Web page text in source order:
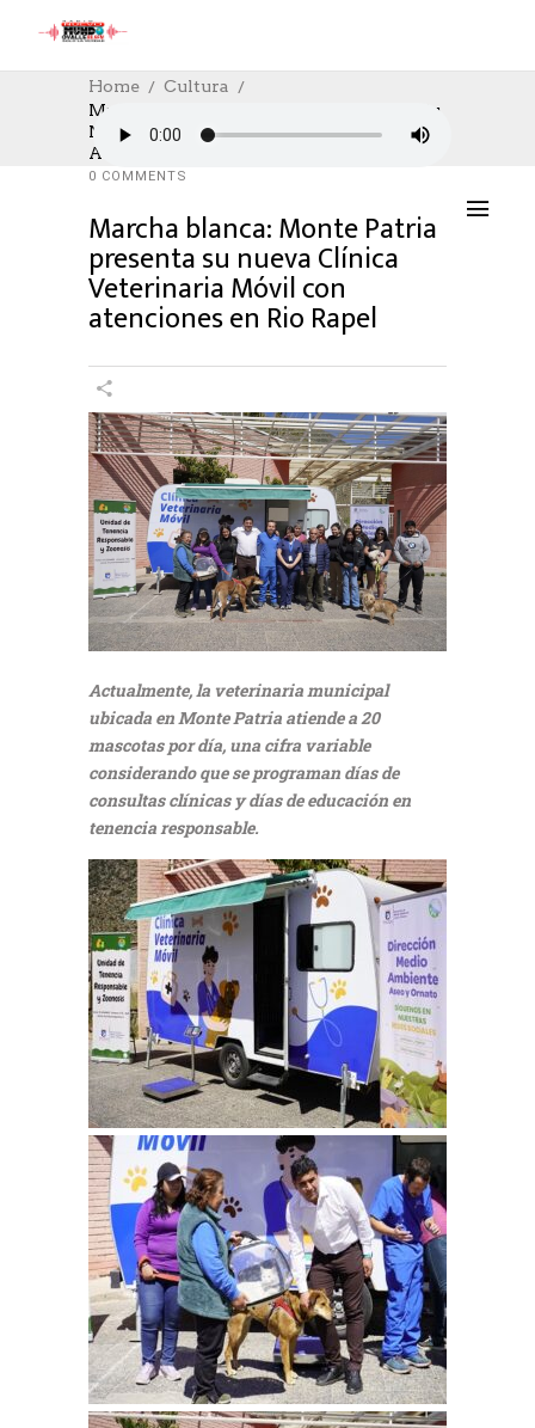
Home
Cultura
Marcha Blanca: Monte Patria Presenta Su
Nueva Clínica Veterinaria Móvil Con
Atenciones En Rio Rapel
CULTURA,CULTURE
25/09/2024
AUTHOR: HECTOR
0 COMMENTS
Marcha blanca: Monte Patria
presenta su nueva Clínica
Veterinaria Móvil con
atenciones en Rio Rapel
Actualmente, la veterinaria municipal
ubicada en Monte Patria atiende a 20
mascotas por día, una cifra variable
considerando que se programan días de
consultas clínicas y días de educación en
tenencia responsable.